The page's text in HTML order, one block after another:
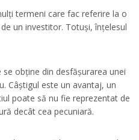
termeni care fac referire la o
un investitor. Totuși, înțelesul
obține din desfășurarea unei
Câștigul este un avantaj, un
poate să nu fie reprezentat de
decât cea pecuniară.